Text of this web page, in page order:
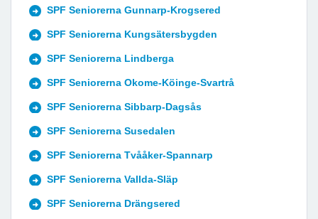
SPF Seniorerna Gunnarp-Krogsered
SPF Seniorerna Kungsätersbygden
SPF Seniorerna Lindberga
SPF Seniorerna Okome-Köinge-Svartrå
SPF Seniorerna Sibbarp-Dagsås
SPF Seniorerna Susedalen
SPF Seniorerna Tvååker-Spannarp
SPF Seniorerna Vallda-Släp
SPF Seniorerna Drängsered